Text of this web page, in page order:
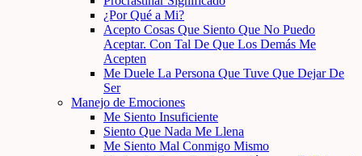
¿Por Qué a Mi?
Acepto Cosas Que Siento Que No Puedo
Aceptar. Con Tal De Que Los Demás Me
Acepten
Me Duele La Persona Que Tuve Que Dejar De
Ser
Manejo de Emociones
Me Siento Insuficiente
Siento Que Nada Me Llena
Me Siento Mal Conmigo Mismo